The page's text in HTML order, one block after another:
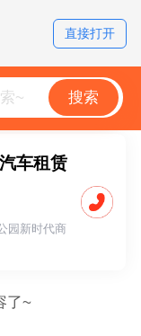
直接打开
搜索
车租赁
园新时代商
了~